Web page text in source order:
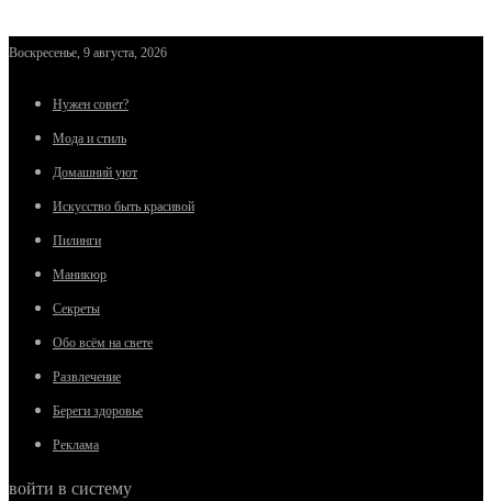
Воскресенье, 9 августа, 2026
Нужен совет?
Мода и стиль
Домашний уют
Искусство быть красивой
Пилинги
Маникюр
Секреты
Обо всём на свете
Развлечение
Береги здоровье
Реклама
войти в систему